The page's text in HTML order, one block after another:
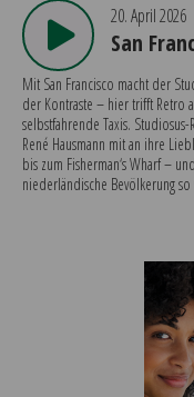
20. April 2026
San
Mit San Francisco macht der
der Kontraste – hier trifft Retro
selbstfahrende Taxis.
René Hausmann mit an ihre
bis zum Fisherman‘s Wharf –
niederländische Bevölkerung